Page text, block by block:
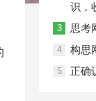
识，
3 思考
4 构思
5 正确